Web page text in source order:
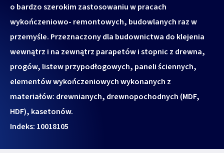
o bardzo szerokim zastosowaniu w pracach
wykończeniowo- remontowych, budowlanych raz w
przemyśle. Przeznaczony dla budownictwa do klejenia
wewnątrz i na zewnątrz parapetów i stopnic z drewna,
progów, listew przypodłogowych, paneli ściennych,
elementów wykończeniowych wykonanych z
materiałów: drewnianych, drewnopochodnych (MDF,
HDF), kasetonów.
Indeks: 10018105